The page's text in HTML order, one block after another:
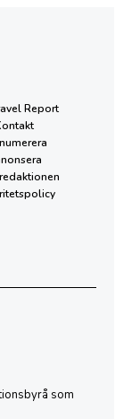
Report
som